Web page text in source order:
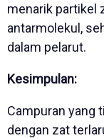
menarik partikel
antarmolekul,
dalam pelarut.
Kesimpulan:
Campuran yang
dengan zat